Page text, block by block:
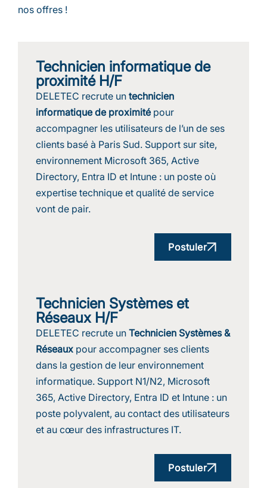
nos offres !
Technicien informatique de
proximité H/F
DELETEC recrute un technicien
informatique de proximitépour
accompagner les utilisateurs de l’un de ses
clients basé à Paris Sud. Support sur site,
environnement Microsoft 365, Active
Directory, Entra ID et Intune : un poste où
expertise technique et qualité de service
vont de pair.
Postuler
Technicien Systèmes et
Réseaux H/F
DELETEC recrute un Technicien Systèmes &
Réseaux pour accompagner ses clients
dans la gestion de leur environnement
informatique. Support N1/N2, Microsoft
365, Active Directory, Entra ID et Intune : un
poste polyvalent, au contact des utilisateurs
et au cœur des infrastructures IT.
Postuler